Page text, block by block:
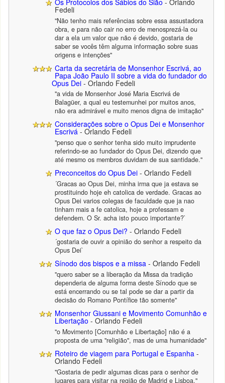
Fedeli
"Não tenho mais referências sobre essa assustadora
obra, e para não cair no erro de menosprezá-la ou
dar a ela um valor que não é devido, gostaria de
saber se vocês têm alguma informação sobre suas
origens e intenções"
Carta da secretária de Monsenhor Escrivá, ao
Papa João Paulo II sobre a vida do fundador do
Opus Dei - Orlando Fedeli
"a vida de Monsenhor José Maria Escrivá de
Balagüer, a qual eu testemunhei por muitos anos,
não era admirável e muito menos digna de imitação"
Considerações sobre o Opus Dei e Monsenhor
Escrivá - Orlando Fedeli
"penso que o senhor tenha sido muito imprudente
referindo-se ao fundador do Opus Dei, dizendo que
até mesmo os membros duvidam de sua santidade."
Preconceitos do Opus Dei - Orlando Fedeli
´Gracas ao Opus Dei, minha irma que ja estava se
prostituindo hoje eh catolica de verdade. Gracas ao
Opus Dei varios colegas de faculdade que ja nao
tinham mais a fe catolica, hoje a professam e
defendem. O Sr. acha isto pouco importante?`
O que faz o Opus Dei? - Orlando Fedeli
´gostaria de ouvir a opinião do senhor a respeito da
Opus Dei`
Sínodo dos bispos e a missa - Orlando Fedeli
"quero saber se a liberação da Missa da tradição
dependeria de alguma forma deste Sínodo que se
está encerrando ou se tal pode se dar a partir da
decisão do Romano Pontífice tão somente"
Monsenhor Giussani e Movimento Comunhão e
Libertação - Orlando Fedeli
"o Movimento [Comunhão e Libertação] não é a
proposta de uma "religião", mas de uma humanidade"
Roteiro de viagem para Portugal e Espanha -
Orlando Fedeli
"Gostaria de pedir algumas dicas para o senhor de
lugares para visitar na região de Madrid e Lisboa."